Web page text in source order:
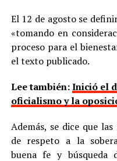
El 12 de agosto se
«tomando en
proceso para el
el texto publicado.
Lee también:Inició el
oficialismo y la
Además, se dice que
de respeto a la
buena fe y búsqueda